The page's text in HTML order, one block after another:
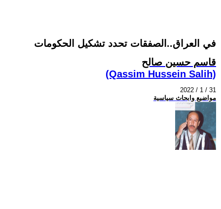
في العراق..الصفقات تحدد تشكيل الحكومات
قاسم حسين صالح
(Qassim Hussein Salih)
2022 / 1 / 31
مواضيع وابحاث سياسية